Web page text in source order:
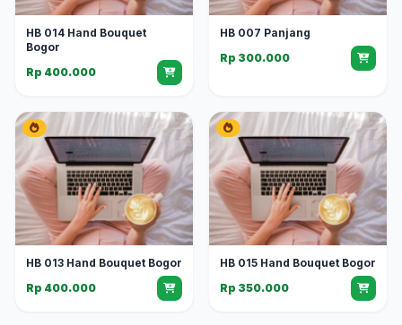
HB 014 Hand Bouquet
Bogor
Rp 400.000
HB 007 Panjang
Rp 300.000
HB 013 Hand Bouquet Bogor
Rp 400.000
HB 015 Hand Bouquet Bogor
Rp 350.000